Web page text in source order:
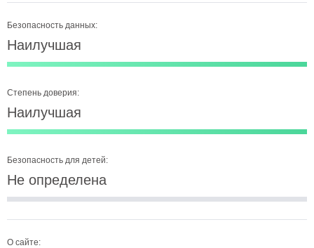
Безопасность данных:
Наилучшая
Степень доверия:
Наилучшая
Безопасность для детей:
Не определена
О сайте: